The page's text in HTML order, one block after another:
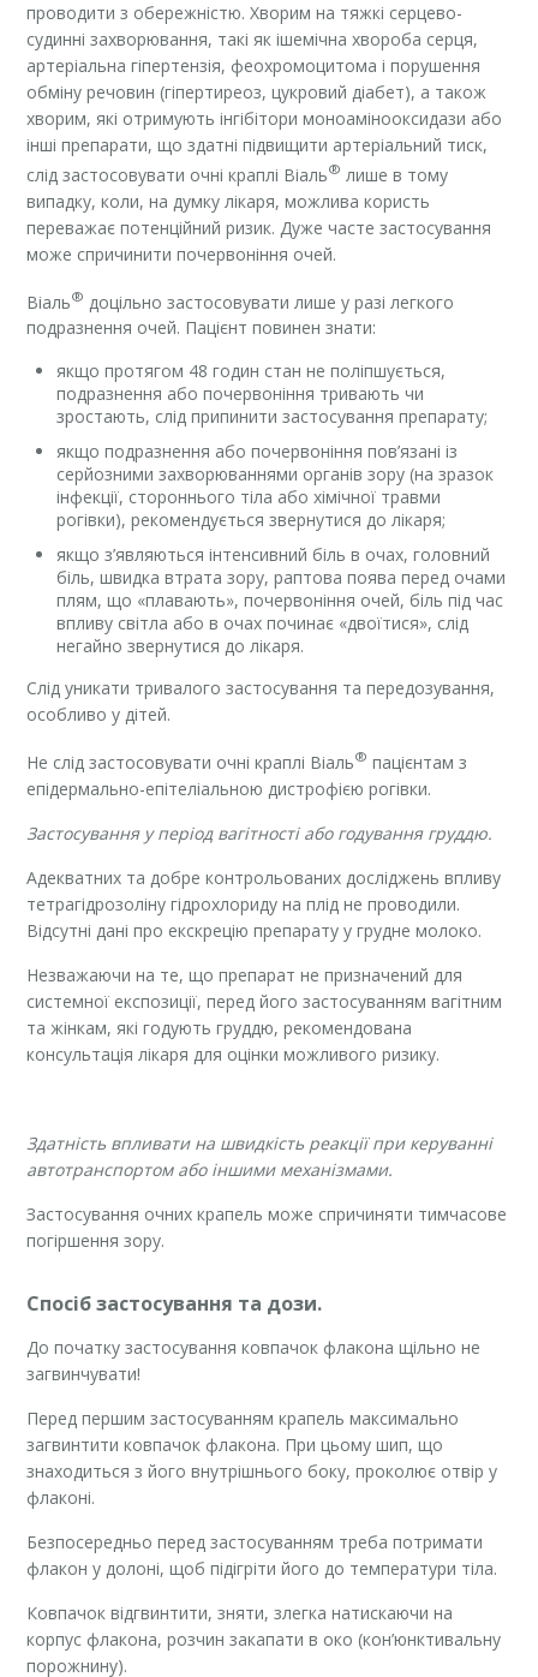
проводити з обережністю. Хворим на тяжкі серцево-
судинні захворювання, такі як ішемічна хвороба серця,
артеріальна гіпертензія, феохромоцитома і порушення
обміну речовин (гіпертиреоз, цукровий діабет), а також
хворим, які отримують інгібітори моноамінооксидази або
інші препарати, що здатні підвищити артеріальний тиск,
слід застосовувати очні краплі Віаль® лише в тому
випадку, коли, на думку лікаря, можлива користь
переважає потенційний ризик. Дуже часте застосування
може спричинити почервоніння очей.
Віаль® доцільно застосовувати лише у разі легкого
подразнення очей. Пацієнт повинен знати:
якщо протягом 48 годин стан не поліпшується,
подразнення або почервоніння тривають чи
зростають, слід припинити застосування препарату;
якщо подразнення або почервоніння пов’язані із
серйозними захворюваннями органів зору (на зразок
інфекції, стороннього тіла або хімічної травми
рогівки), рекомендується звернутися до лікаря;
якщо з’являються інтенсивний біль в очах, головний
біль, швидка втрата зору, раптова поява перед очами
плям, що «плавають», почервоніння очей, біль під час
впливу світла або в очах починає «двоїтися», слід
негайно звернутися до лікаря.
Слід уникати тривалого застосування та передозування,
особливо у дітей.
Не слід застосовувати очні краплі Віаль® пацієнтам з
епідермально-епітеліальною дистрофією рогівки.
Застосування у період вагітності або годування груддю.
Адекватних та добре контрольованих досліджень впливу
тетрагідрозоліну гідрохлориду на плід не проводили.
Відсутні дані про екскрецію препарату у грудне молоко.
Незважаючи на те, що препарат не призначений для
системної експозиції, перед його застосуванням вагітним
та жінкам, які годують груддю, рекомендована
консультація лікаря для оцінки можливого ризику.
Здатність впливати на швидкість реакції при керуванні
автотранспортом або іншими механізмами.
Застосування очних крапель може спричиняти тимчасове
погіршення зору.
Спосіб застосування та дози.
До початку застосування ковпачок флакона щільно не
загвинчувати!
Перед першим застосуванням крапель максимально
загвинтити ковпачок флакона. При цьому шип, що
знаходиться з його внутрішнього боку, проколює отвір у
флаконі.
Безпосередньо перед застосуванням треба потримати
флакон у долоні, щоб підігріти його до температури тіла.
Ковпачок відгвинтити, зняти, злегка натискаючи на
корпус флакона, розчин закапати в око (кон’юнктивальну
порожнину).